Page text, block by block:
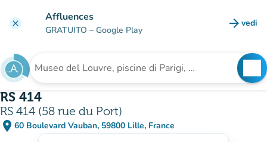
clear Affluences
GRATUITO – Google Play arrow_forward vedi
Cerca una struttura
RS 414
RS 414 (58 rue du Port)
place 60 Boulevard Vauban, 59800 Lille, France
(apri in Google Maps)
(nuova scheda)